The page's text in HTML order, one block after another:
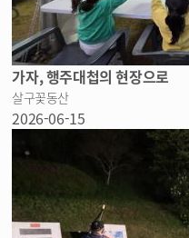
가자, 행주대첩의 현장으로
살구꽃동산
2026-06-15